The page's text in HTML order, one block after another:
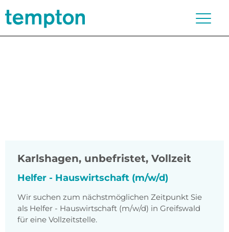
Karlshagen, unbefristet, Vollzeit
Helfer - Hauswirtschaft (m/w/d)
Wir suchen zum nächstmöglichen Zeitpunkt Sie
als Helfer - Hauswirtschaft (m/w/d) in Greifswald
für eine Vollzeitstelle.